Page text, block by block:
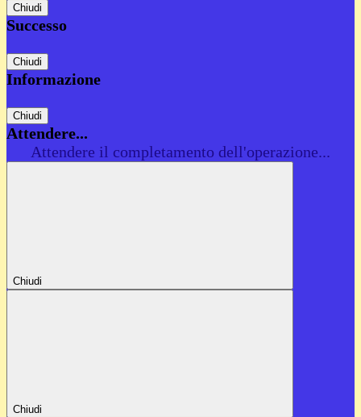
Chiudi
Successo
Chiudi
Informazione
Chiudi
Attendere...
Attendere il completamento dell'operazione...
Chiudi
Chiudi